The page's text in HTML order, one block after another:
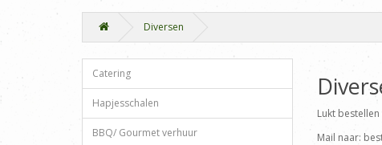
Diversen
Catering
Hapjesschalen
BBQ/ Gourmet verhuur
Lukt
Mail naar: